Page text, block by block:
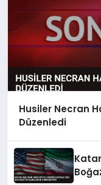
Husiler Necran
Düzenledi